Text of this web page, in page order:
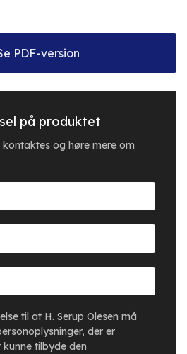
PDF-version
på produktet
og høre mere om
til at H. Serup Olesen må
der er
tilbyde den